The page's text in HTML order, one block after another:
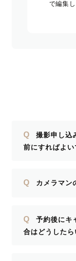
で編集
Q
撮影申し込
前にすればよい
Q カメラマン
Q
予約後にキ
合はどうしたら